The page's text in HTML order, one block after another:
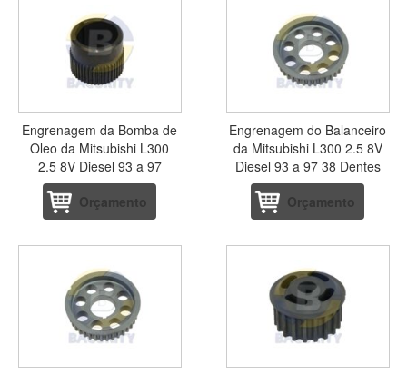
Engrenagem da Bomba de
Oleo da Mitsubishi L300
2.5 8V Diesel 93 a 97
Orçamento
Engrenagem do Balanceiro
da Mitsubishi L300 2.5 8V
Diesel 93 a 97 38 Dentes
Orçamento